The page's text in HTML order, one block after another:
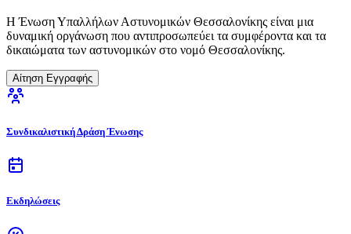
Η Ένωση Υπαλλήλων Αστυνομικών Θεσσαλονίκης είναι μια
δυναμική οργάνωση που αντιπροσωπεύει τα συμφέροντα και τα
δικαιώματα των αστυνομικών στο νομό Θεσσαλονίκης.
Αίτηση Εγγραφής
Συνδικαλιστική Δράση Ένωσης
Εκδηλώσεις